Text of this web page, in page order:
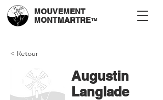
MOUVEMENT
MONTMARTRE™
< Retour
Augustin
Langlade